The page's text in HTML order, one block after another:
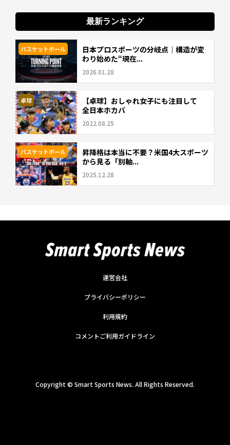
最新ランキング
バスケットボール
日本プロスポーツの分岐点｜構造が変
わり始めた“現在...
2026.01.28
卓球
【卓球】おしゃれ女子にも注目して
全日本ホカバ
2022.08.25
バスケットボール
昇降格は本当に不要？米国4大スポーツ
から見る「別軸...
2025.12.28
運営会社
プライバシーポリシー
利用規約
コメントご利用ガイドライン
Copyright © Smart Sports News. All Rights Reserved.